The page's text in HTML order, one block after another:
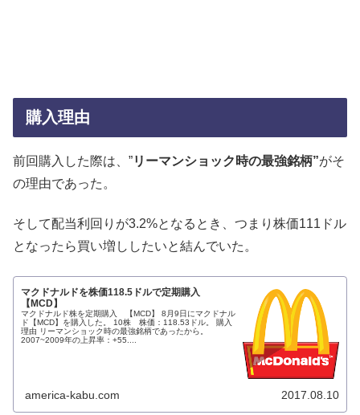
購入理由
前回購入した際は、”リーマンショック時の最強銘柄”がそ
の理由であった。
そして配当利回りが3.2%となるとき、つまり株価111ドル
となったら買い増ししたいと結んでいた。
マクドナルドを株価118.5ドルで定期購入
【MCD】
マクドナルド株を定期購入 【MCD】 8月9日にマクドナル
ド【MCD】を購入した。 10株 株価：118.53ドル。 購入
理由 リーマンショック時の最強銘柄であったから。
2007~2009年の上昇率：+55....
america-kabu.com 2017.08.10